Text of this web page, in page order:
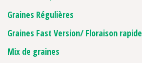
Graines Régulières
Graines Fast Version/ Floraison rapide
Mix de graines